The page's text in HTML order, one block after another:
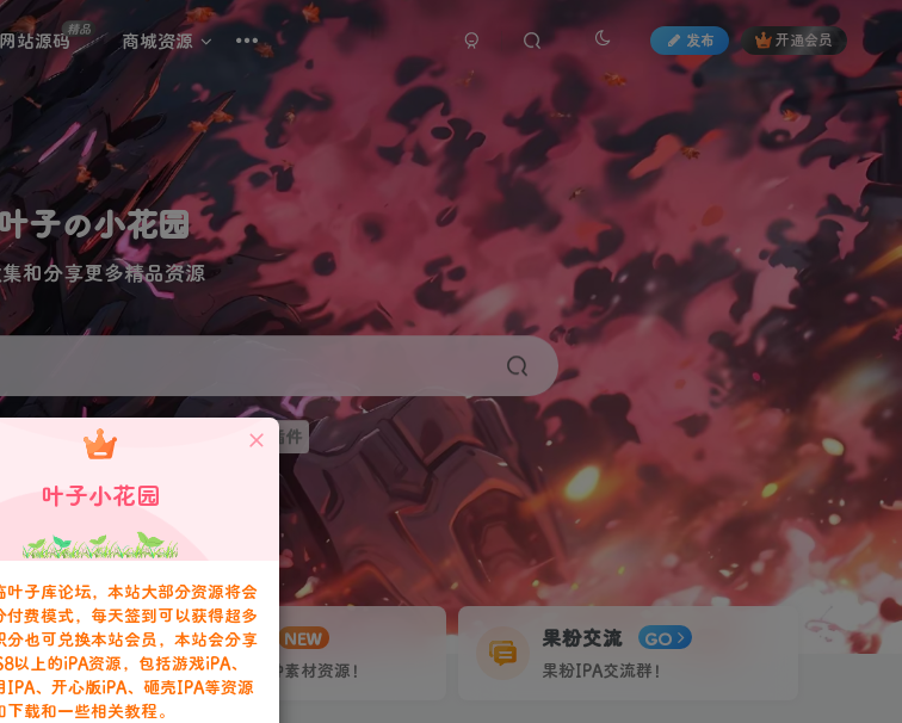
网站源码
精品
商城资源 发布 开通会员
子の小花园
和分享更多精品资源
站长工具 巨魔 微信插件
软件源软件预览-果粉资源下载签名定制站！个人证书20起稳定不掉签！
叶子网盘 NEW
收集IPA各种素材资源！
果粉交流 GO
果粉IPA交流群！
叶子小花园
叶子库论坛，本站大部分资源将会
付费模式，每天签到可以获得超多
分也可兑换本站会员，本站会分享
以上的iPA资源，包括游戏iPA、
IPA、开心版iPA、砸壳IPA等资源
下载和一些相关教程。